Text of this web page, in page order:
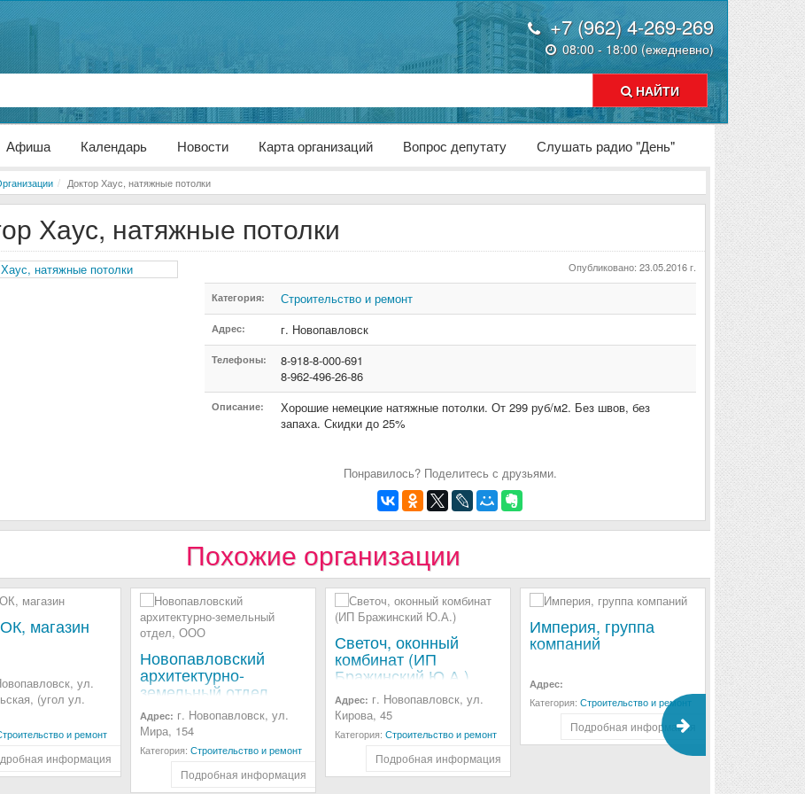
+7 (962) 4-269-269
08:00 - 18:00 (ежедневно)
НАЙТИ
Афиша Календарь Новости Карта организаций Вопрос депутату Слушать радио "День"
Доктор Хаус, натяжные потолки
Хаус, натяжные потолки
Опубликовано: 23.05.2016 г.
Категория: Строительство и ремонт
Адрес: г. Новопавловск
Телефоны:
8-918-8-000-691
8-962-496-26-86
Описание:
Хорошие немецкие натяжные потолки. От 299 руб/м2. Без швов, без
запаха. Скидки до 25%
Понравилось? Поделитесь с друзьями.
Похожие организации
магазин
ул.
(угол ул.
и ремонт
информация
Новопавловский
архитектурно-
земельный отдел,
ООО
Адрес: г. Новопавловск, ул.
Мира, 154
Категория: Строительство и ремонт
Подробная информация
Светоч, оконный
комбинат (ИП
Бражинский Ю.А.)
Адрес: г. Новопавловск, ул.
Кирова, 45
Категория: Строительство и ремонт
Подробная информация
Империя, группа
компаний
Адрес:
Категория: Строительство и ремонт
Подробная информация
(ИП
Адрес:г.
Промзона,
Категория: